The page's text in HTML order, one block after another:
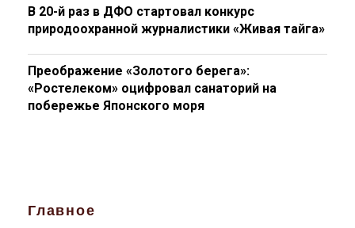
В 20-й раз в ДФО стартовал конкурс
природоохранной журналистики «Живая тайга»
Преображение «Золотого берега»:
«Ростелеком» оцифровал санаторий на
побережье Японского моря
Главное